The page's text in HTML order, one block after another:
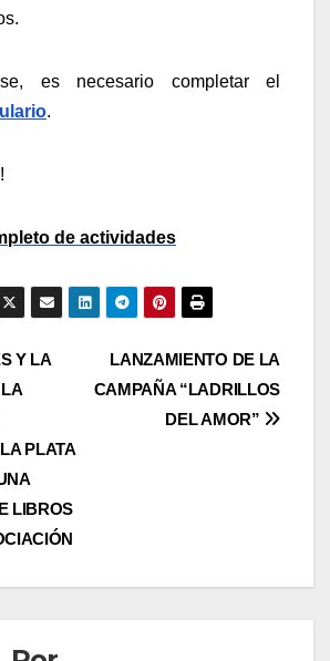
es necesario completar el
.
de actividades
LANZAMIENTO DE LA
CAMPAÑA “LADRILLOS
DEL AMOR”
Y LA
PLATA
LIBROS